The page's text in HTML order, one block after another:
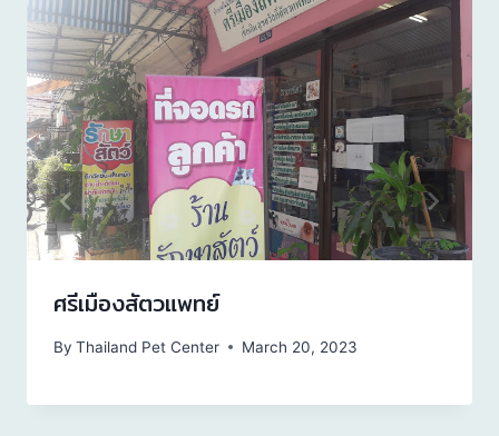
ศรีเมืองสัตวแพทย์
By Thailand Pet Center March 20, 2023